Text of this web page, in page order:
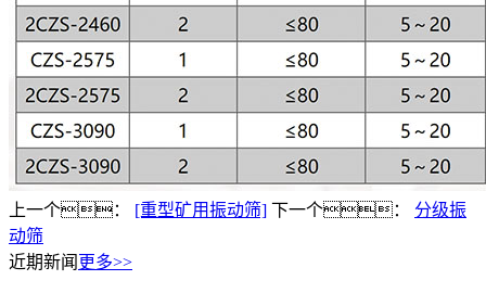
上一个： [重型矿用振动筛] 下一个： 分级振
动筛
近期新闻 更多>>